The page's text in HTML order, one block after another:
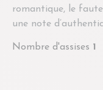
romantique, le
une note
Nombre d'assises 1